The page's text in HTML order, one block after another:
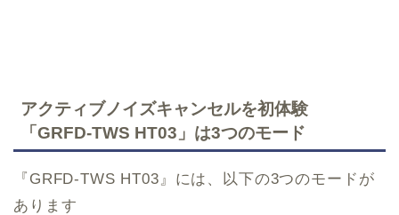
アクティブノイズキャンセルを初体験
「GRFD-TWS HT03」は3つのモード
『GRFD-TWS HT03』には、以下の3つのモードが
あります